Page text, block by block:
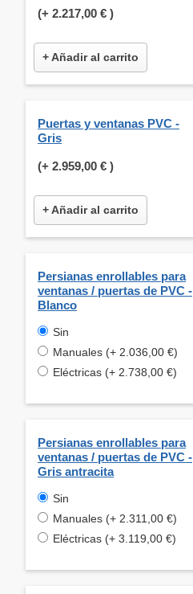
(+ 2.217,00 € )
+ Añadir al carrito
Puertas y ventanas PVC -
Gris
(+ 2.959,00 € )
+ Añadir al carrito
Persianas enrollables para
ventanas / puertas de PVC -
Blanco
Sin
Manuales (+ 2.036,00 €)
Eléctricas (+ 2.738,00 €)
Persianas enrollables para
ventanas / puertas de PVC -
Gris antracita
Sin
Manuales (+ 2.311,00 €)
Eléctricas (+ 3.119,00 €)